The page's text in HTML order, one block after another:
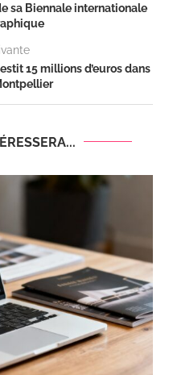
sa Biennale internationale
15 millions d’euros dans